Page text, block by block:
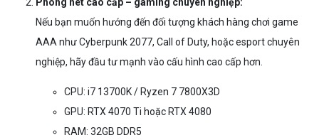
Nếu bạn muốn hướng đến đối tượng khách hàng chơi game
AAA như Cyberpunk 2077, Call of Duty, hoặc esport chuyên
nghiệp, hãy đầu tư mạnh vào cấu hình cao cấp hơn.
CPU: i7 13700K / Ryzen 7 7800X3D
GPU: RTX 4070 Ti hoặc RTX 4080
RAM: 32GB DDR5